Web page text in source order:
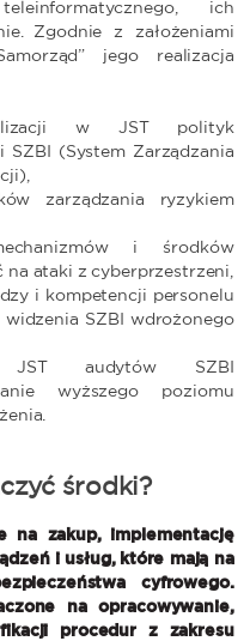
ich
Zgodnie z założeniami
jego realizacja
w JST polityk
SZBI (System Zarządzania
zarządzania ryzykiem
i środków
na ataki z cyberprzestrzeni,
i kompetencji personelu
SZBI wdrożonego
JST audytów SZBI
wyższego poziomu
środki?
na zakup, implementację
i usług, które mają na
cyfrowego.
na opracowywanie,
procedur z zakresu